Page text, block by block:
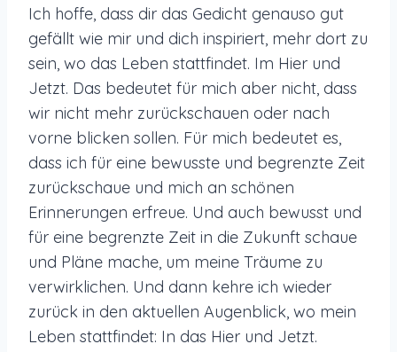
Ich hoffe, dass dir das Gedicht genauso gut
gefällt wie mir und dich inspiriert, mehr dort zu
sein, wo das Leben stattfindet. Im Hier und
Jetzt. Das bedeutet für mich aber nicht, dass
wir nicht mehr zurückschauen oder nach
vorne blicken sollen. Für mich bedeutet es,
dass ich für eine bewusste und begrenzte Zeit
zurückschaue und mich an schönen
Erinnerungen erfreue. Und auch bewusst und
für eine begrenzte Zeit in die Zukunft schaue
und Pläne mache, um meine Träume zu
verwirklichen. Und dann kehre ich wieder
zurück in den aktuellen Augenblick, wo mein
Leben stattfindet: In das Hier und Jetzt.